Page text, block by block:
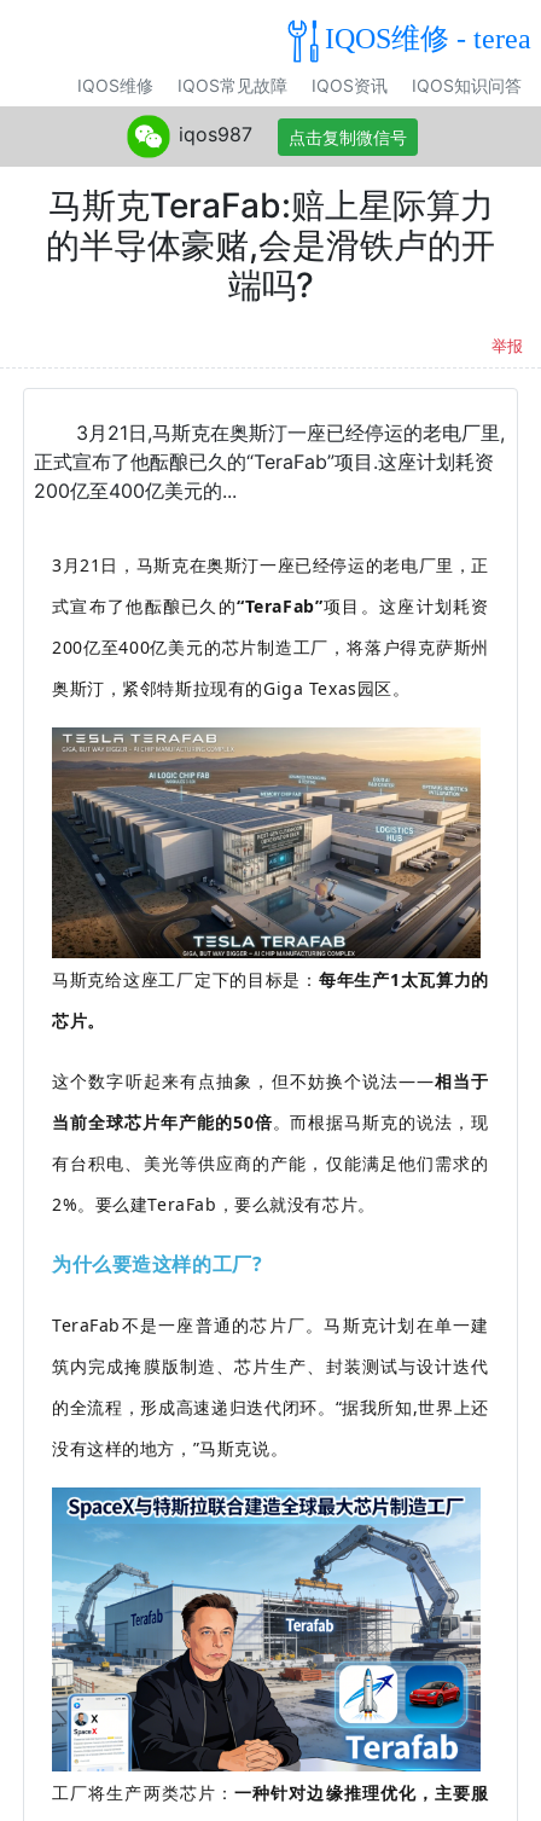
IQOS维修 - terea
IQOS维修 IQOS常见故障 IQOS资讯 IQOS知识问答
马斯克TeraFab:赔上星际算力
的半导体豪赌,会是滑铁卢的开
端吗?
举报
3月21日,马斯克在奥斯汀一座已经停运的老电厂里,
正式宣布了他酝酿已久的“TeraFab”项目.这座计划耗资
200亿至400亿美元的...
3月21日，马斯克在奥斯汀一座已经停运的老电厂里，正
式宣布了他酝酿已久的“TeraFab”项目。这座计划耗资
200亿至400亿美元的芯片制造工厂，将落户得克萨斯州
奥斯汀，紧邻特斯拉现有的Giga Texas园区。
马斯克给这座工厂定下的目标是： 每年生产1太瓦算力的
芯片。
这个数字听起来有点抽象，但不妨换个说法——相当于
当前全球芯片年产能的50倍。而根据马斯克的说法，现
有台积电、美光等供应商的产能，仅能满足他们需求的
2%。要么建TeraFab，要么就没有芯片。
为什么要造这样的工厂?
TeraFab不是一座普通的芯片厂。马斯克计划在单一建
筑内完成掩膜版制造、芯片生产、封装测试与设计迭代
的全流程，形成高速递归迭代闭环。“据我所知,世界上还
没有这样的地方，”马斯克说。
工厂将生产两类芯片：一种针对边缘推理优化，主要服
iqos987 点击复制微信号